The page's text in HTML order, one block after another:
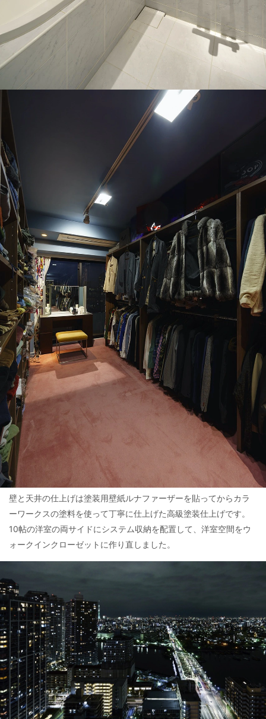
壁と天井の仕上げは塗装用壁紙ルナファーザーを貼ってからカラ
ーワークスの塗料を使って丁寧に仕上げた高級塗装仕上げです。
10帖の洋室の両サイドにシステム収納を配置して、洋室空間をウ
ォークインクローゼットに作り直しました。